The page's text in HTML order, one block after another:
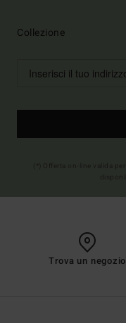
Collezione
Trova un negozio